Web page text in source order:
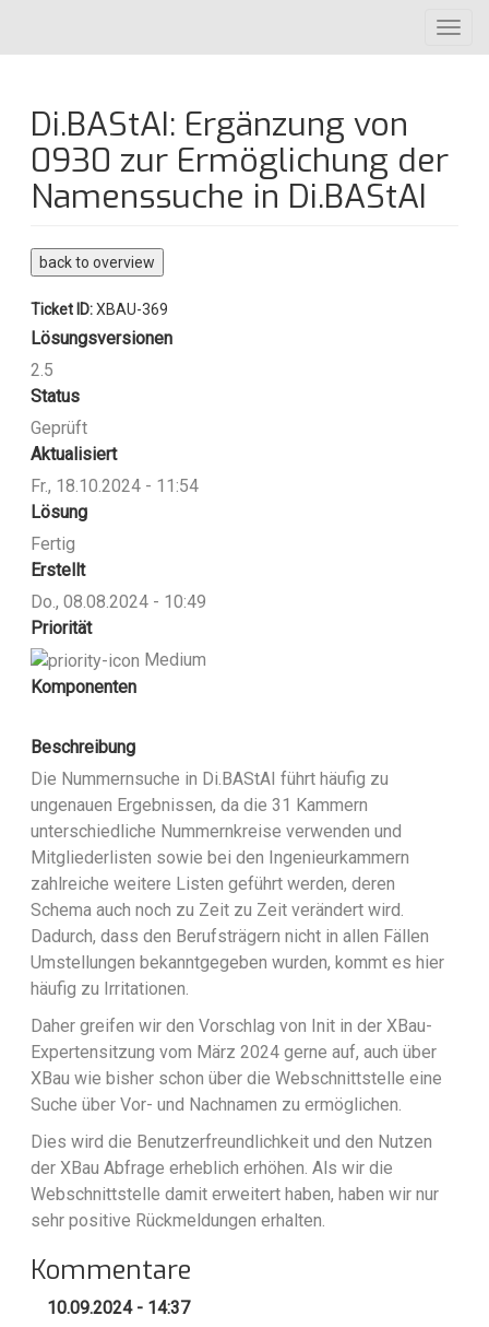
Inhalt
Di.BAStAI: Ergänzung von
0930 zur Ermöglichung der
Namenssuche in Di.BAStAI
back to overview
Ticket ID:XBAU-369
Lösungsversionen
2.5
Status
Geprüft
Aktualisiert
Fr., 18.10.2024 - 11:54
Lösung
Fertig
Erstellt
Do., 08.08.2024 - 10:49
Priorität
Medium
Komponenten
Beschreibung
Die Nummernsuche in Di.BAStAI führt häufig zu
ungenauen Ergebnissen, da die 31 Kammern
unterschiedliche Nummernkreise verwenden und
Mitgliederlisten sowie bei den Ingenieurkammern
zahlreiche weitere Listen geführt werden, deren
Schema auch noch zu Zeit zu Zeit verändert wird.
Dadurch, dass den Berufsträgern nicht in allen Fällen
Umstellungen bekanntgegeben wurden, kommt es hier
häufig zu Irritationen.
Daher greifen wir den Vorschlag von Init in der XBau-
Expertensitzung vom März 2024 gerne auf, auch über
XBau wie bisher schon über die Webschnittstelle eine
Suche über Vor- und Nachnamen zu ermöglichen.
Dies wird die Benutzerfreundlichkeit und den Nutzen
der XBau Abfrage erheblich erhöhen. Als wir die
Webschnittstelle damit erweitert haben, haben wir nur
sehr positive Rückmeldungen erhalten.
Kommentare
10.09.2024 - 14:37